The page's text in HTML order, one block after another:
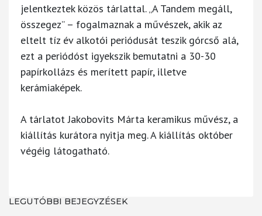
jelentkeztek közös tárlattal. „A Tandem megáll,
összegez” – fogalmaznak a művészek, akik az
eltelt tíz év alkotói periódusát teszik górcső alá,
ezt a periódóst igyekszik bemutatni a 30-30
papírkollázs és merített papír, illetve
kerámiaképek.
A tárlatot Jakobovits Márta keramikus művész, a
kiállítás kurátora nyitja meg. A kiállítás október
végéig látogatható.
LEGUTÓBBI BEJEGYZÉSEK